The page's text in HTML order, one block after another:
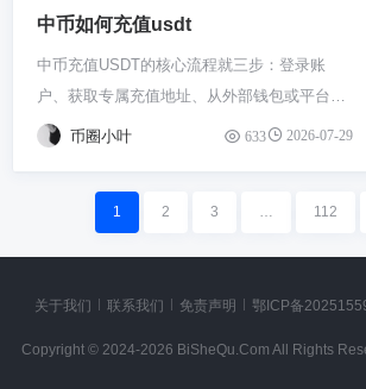
USDT就直接打到你的平台钱包里了。这就齐
着，建议把USDT从交易所提到你自己的加密
钱包，比如硬件钱包或者Trust Wallet这类自托
管钱包。放在交易所总归是别人在管钥匙。每
挺多。平时多留意平台公告，海外法规经常
变，别因为流程更新了你不知道而卡住。玩币
圈，安全清醒永远是第一位，别图省事把身家
你列出来了，公开透明，谁也做不了假。这个
App里刷新显示时，自己先来确认下到底到账
没。 这里有个关键点新手特别容易懵：USDT
得看它是发在哪个区块链网络上的。同样的
Chain好几个链上都有。你钱包里的余额，其
实是分链显示的。你在以太坊链上有100个，
在波场链上有50个，那你的总USDT就是150
哪个网络收的币，去对应的位置找就对了。 操
被推高了，时不时能到1.01甚至1.02美元。
好几次。 那怎么抓住这种机会呢？你得看市场
情绪。当比特币咔咔猛涨，或者突然暴跌导致
大家恐慌性抄底的时候，USDT的需求就爆
易对，比较一下价格，价差拉大了往往就是信
号。另外，关注一下链上数据，看看大量
USDT从Tether Treasury印出来往哪流，要是
等着它自己暴涨，它的“涨”完全是供需关系引
个稳定币本身，去交易所挂个单卖掉，或者直
接用它换其他币，操作和玩股票软件买基金差
不多。 怎么把USDT变成你卡里真正的钱呢？
这事儿得在支持法币交易的平台搞。比如你用
区，把USDT按市价卖出成人民币（CNY）。
里。这时候你就能操作提现了，选绑好的那张
账了。注意挑那些交易量大、信誉好的商家，
免得被卡住。 提现过程里，有几件小事儿得留
你需要根据使用场景和手续费来选择。 咱们先
唠唠USDT到底是个啥。你可以把它想象成数
字货币世界里的“美金代金券”。它的价值死死
盯住美元，目标是1个USDT就值1美元。这玩
港。比特币那些币价格上蹿下跳的，当你觉得
行情不对劲，就可以把手里的币换成USDT，
相当于把资产换成了美元等值的稳定状态，等
括哪些种类呢？这可就多了去了，关键看它跑
在哪个“公路”上。最老牌、最常用的就是以太
中币如何充值usdt
中币充值USDT的核心流程就三步：登录账
户、获取专属充值地址、从外部钱包或平台转
入并等待网络确认。关键在于确保充值的网络
ERC20，地址一个字母都不能错。搞对这两
点，钱基本就安全到账了。 你得先登录中币账
个长长的专属地址和一串Memo/标签（如果充
值网络需要的话）。这个地址就像是你的专属
币圈小叶 633 2026-07-29
1 2 3 … 112
关于我们 联系我们 免责声明 鄂ICP备
Copyright © 2024-2026 BiSheQu.Com All Rights